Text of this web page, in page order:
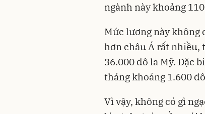
ngành này khoảng
Mức lương này không
hơn châu Á rất nhiều,
36.000 đô la Mỹ. Đặc
tháng khoảng 1.600
Vì vậy, không có gì